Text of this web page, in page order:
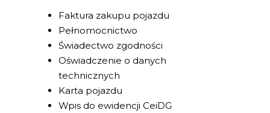
Faktura zakupu pojazdu
Pełnomocnictwo
Świadectwo zgodności
Oświadczenie o danych
technicznych
Karta pojazdu
Wpis do ewidencji CeiDG